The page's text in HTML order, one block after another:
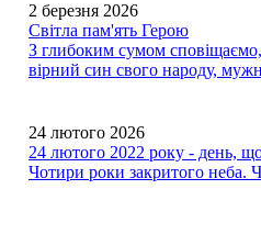
2 березня 2026
Світла пам'ять Герою
З глибоким сумом сповіщаємо,
вірний син свого народу,
24 лютого 2026
24 лютого 2022 року - день,
Чотири роки закритого неба.